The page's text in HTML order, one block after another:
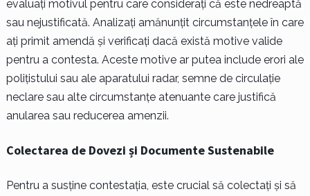
evaluați motivul pentru care considerați că este nedreaptă
sau nejustificată. Analizați amănunțit circumstanțele în care
ați primit amendă și verificați dacă există motive valide
pentru a contesta. Aceste motive ar putea include erori ale
polițistului sau ale aparatului radar, semne de circulație
neclare sau alte circumstanțe atenuante care justifică
anularea sau reducerea amenzii.
Colectarea de Dovezi și Documente Sustenabile
Pentru a susține contestația, este crucial să colectați și să